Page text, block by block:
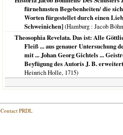
fürnehmsten Begebenheiten/ die
Worten fürgestellet durch einen
Schweinichen](Hamburg : Jacob
Theosophia Revelata. Das ist: Alle
Fleiß ... aus genauer Untersuchung
mit ... Johan Georg Gichtels ...
Beyfügung des Autoris J. B.
Heinrich Holle, 1715)
Contact PRDL